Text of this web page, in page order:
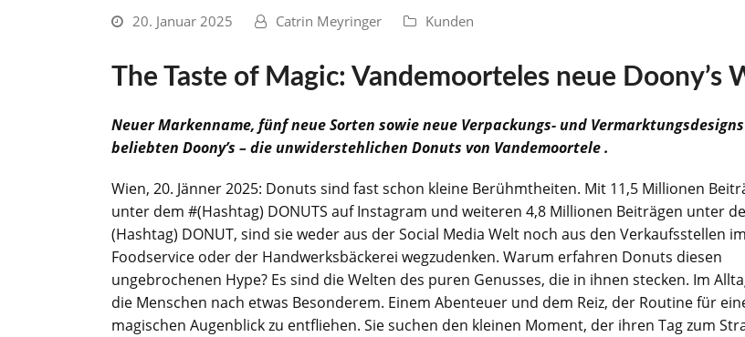
20. Januar 2025 Catrin Meyringer Kunden
The Taste of Magic: Vandemoorteles neue Doony’s
Neuer Markenname, fünf neue Sorten sowie neue Verpackungs- und
beliebten Doony’s – die unwiderstehlichen Donuts von Vandemoortele .
Wien, 20. Jänner 2025: Donuts sind fast schon kleine Berühmtheiten. Mit 11,5 Millionen
unter dem #(Hashtag) DONUTS auf Instagram und weiteren 4,8 Millionen Beiträgen unter
(Hashtag) DONUT, sind sie weder aus der Social Media Welt noch aus den Verkaufsstellen
Foodservice oder der Handwerksbäckerei wegzudenken. Warum erfahren Donuts diesen
ungebrochenen Hype? Es sind die Welten des puren Genusses, die in ihnen stecken. Im
die Menschen nach etwas Besonderem. Einem Abenteuer und dem Reiz, der Routine für
magischen Augenblick zu entfliehen. Sie suchen den kleinen Moment, der ihren Tag zum